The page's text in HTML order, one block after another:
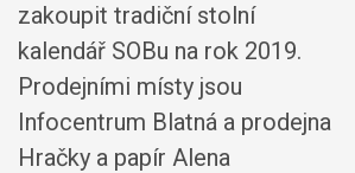
zakoupit tradiční stolní
kalendář SOBu na rok 2019.
Prodejními místy jsou
Infocentrum Blatná a prodejna
Hračky a papír Alena